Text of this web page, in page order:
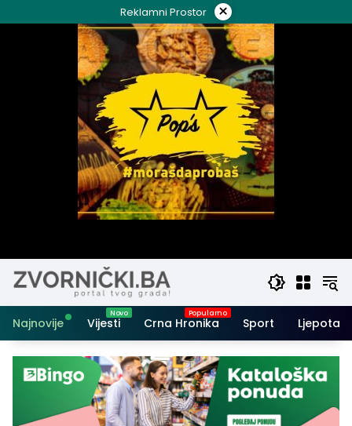
to
Reklamni Prostor ×
Najnovije Vijesti Crna Hronika Sport Ljepota i